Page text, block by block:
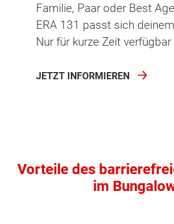
Familie, Paar oder Best
ERA 131 passt sich
Nur für kurze Zeit verfügbar
JETZT INFORMIEREN
Vorteile des
im